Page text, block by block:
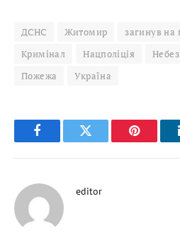
ДСНС Житомир загинув на
Кримінал
Нацполіція
Пожежа
Україна
FacebookTwitter Pinterest
editor